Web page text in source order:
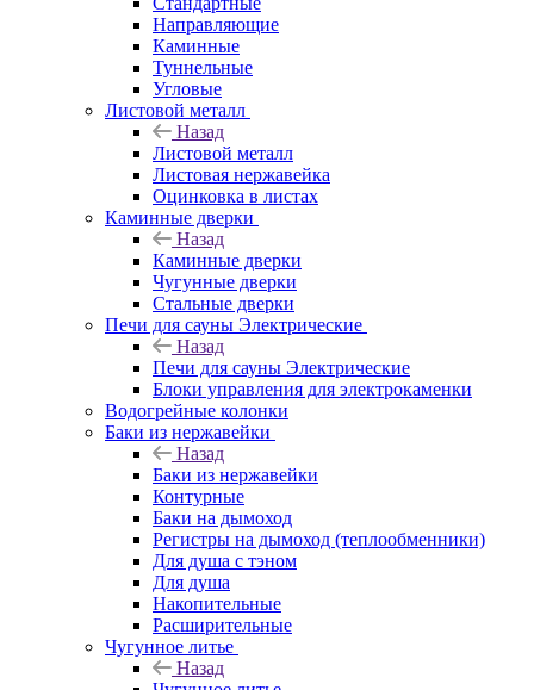
Направляющие
Каминные
Туннельные
Угловые
Листовой металл
Назад
Листовой металл
Листовая нержавейка
Оцинковка в листах
Каминные дверки
Назад
Каминные дверки
Чугунные дверки
Стальные дверки
Печи для сауны Электрические
Назад
Печи для сауны Электрические
Блоки управления для электрокаменки
Водогрейные колонки
Баки из нержавейки
Назад
Баки из нержавейки
Контурные
Баки на дымоход
Регистры на дымоход (теплообменники)
Для душа с тэном
Для душа
Накопительные
Расширительные
Чугунное литье
Назад